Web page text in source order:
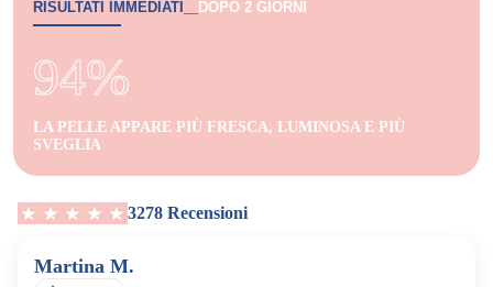
RISULTATI IMMEDIATI — DOPO 2 GIORNI
94%
LA PELLE APPARE PIÙ FRESCA, LUMINOSA E PIÙ
SVEGLIA
3278 Recensioni
Martina M.